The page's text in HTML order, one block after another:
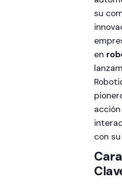
su
en
con